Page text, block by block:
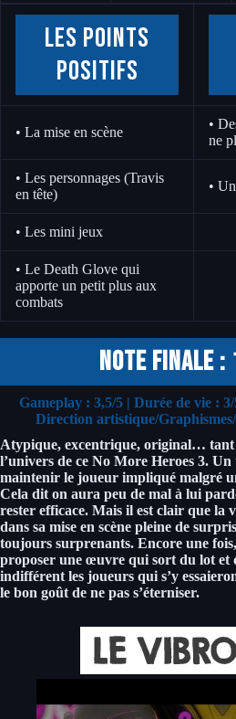
Les points
positifs
• La mise en scène
•
ne
• Les personnages (Travis
en tête)
•
• Les mini jeux
• Le Death Glove qui
apporte un petit plus aux
combats
Note finale :
Gameplay : 3,5/5| Durée de vie :
Direction artistique/
Atypique, excentrique, original… tant
l’univers de ce No More Heroes 3.
maintenir le joueur impliqué malgré
Cela dit on aura peu de mal à lui
rester efficace. Mais il est clair que la
dans sa mise en scène pleine de
toujours surprenants. Encore une
proposer une œuvre qui sort du lot et
indifférent les joueurs qui s’y
le bon goût de ne pas s’éterniser.